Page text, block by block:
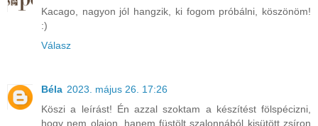
Kacago, nagyon jól hangzik, ki fogom próbálni, köszönöm!
:)
Válasz
Béla 2023. május 26. 17:26
Köszi a leírást! Én azzal szoktam a készítést fölspécizni,
hogy nem olajon, hanem füstölt szalonnából kisütött zsíron